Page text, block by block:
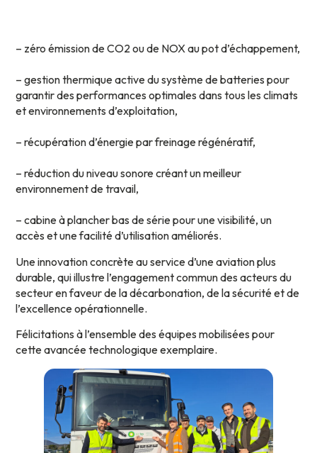
– zéro émission de CO2 ou de NOX au pot d’échappement,
– gestion thermique active du système de batteries pour
garantir des performances optimales dans tous les climats
et environnements d’exploitation,
– récupération d’énergie par freinage régénératif,
– réduction du niveau sonore créant un meilleur
environnement de travail,
– cabine à plancher bas de série pour une visibilité, un
accès et une facilité d’utilisation améliorés.
Une innovation concrète au service d’une aviation plus
durable, qui illustre l’engagement commun des acteurs du
secteur en faveur de la décarbonation, de la sécurité et de
l’excellence opérationnelle.
Félicitations à l’ensemble des équipes mobilisées pour
cette avancée technologique exemplaire.